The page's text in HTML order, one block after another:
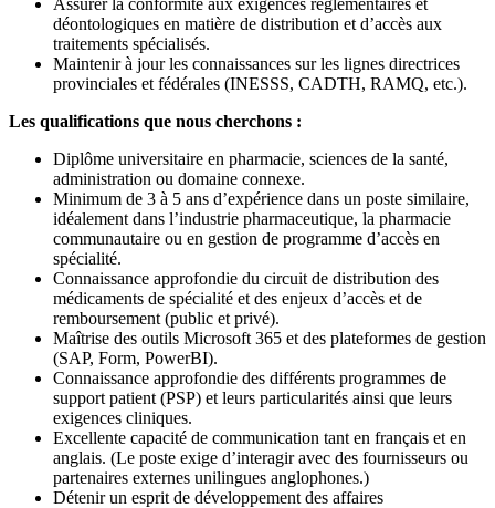
déontologiques en matière de distribution et d’accès aux
traitements spécialisés.
Maintenir à jour les connaissances sur les lignes directrices
provinciales et fédérales (INESSS, CADTH, RAMQ, etc.).
Les qualifications que nous cherchons :
Diplôme universitaire en pharmacie, sciences de la santé,
administration ou domaine connexe.
Minimum de 3 à 5 ans d’expérience dans un poste similaire,
idéalement dans l’industrie pharmaceutique, la pharmacie
communautaire ou en gestion de programme d’accès en
spécialité.
Connaissance approfondie du circuit de distribution des
médicaments de spécialité et des enjeux d’accès et de
remboursement (public et privé).
Maîtrise des outils Microsoft 365 et des plateformes de gestion
(SAP, Form, PowerBI).
Connaissance approfondie des différents programmes de
support patient (PSP) et leurs particularités ainsi que leurs
exigences cliniques.
Excellente capacité de communication tant en français et en
anglais. (Le poste exige d’interagir avec des fournisseurs ou
partenaires externes unilingues anglophones.)
Détenir un esprit de développement des affaires